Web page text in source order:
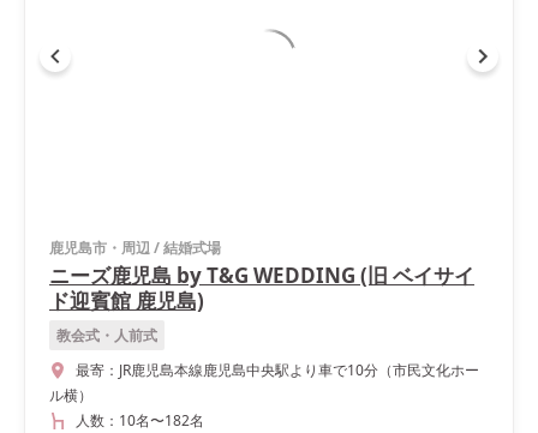
鹿児島市・周辺/結婚式場
ニーズ鹿児島 by T&G WEDDING (旧 ベイサイ
ド迎賓館 鹿児島)
教会式・人前式
最寄： JR鹿児島本線鹿児島中央駅より車で10分（市民文化ホー
ル横）
人数： 10名〜182名